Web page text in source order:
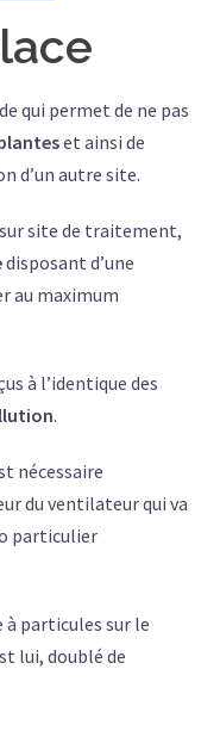
qui permet de ne pas
et ainsi de
d’un autre site.
site de traitement,
disposant d’une
au maximum
à l’identique des
.
nécessaire
du ventilateur qui va
particulier
à particules sur le
lui, doublé de